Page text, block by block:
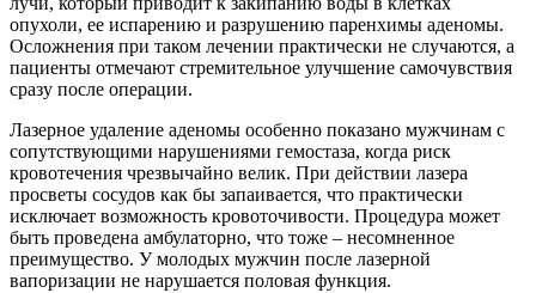
опухоли, ее испарению и разрушению паренхимы аденомы.
Осложнения при таком лечении практически не случаются, а
пациенты отмечают стремительное улучшение самочувствия
сразу после операции.
Лазерное удаление аденомы особенно показано мужчинам с
сопутствующими нарушениями гемостаза, когда риск
кровотечения чрезвычайно велик. При действии лазера
просветы сосудов как бы запаивается, что практически
исключает возможность кровоточивости. Процедура может
быть проведена амбулаторно, что тоже – несомненное
преимущество. У молодых мужчин после лазерной
вапоризации не нарушается половая функция.